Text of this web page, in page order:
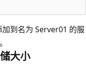
到名为 Server01 的服
大小